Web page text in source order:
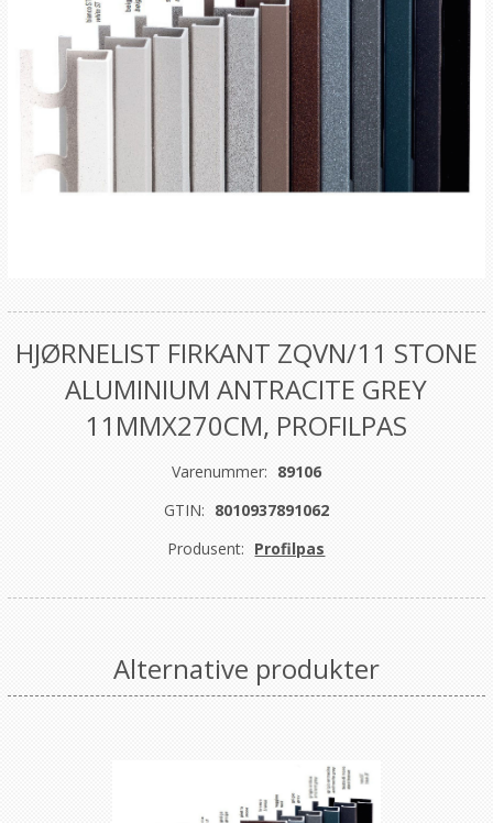
HJØRNELIST FIRKANT ZQVN/11 STONE
ALUMINIUM ANTRACITE GREY
11MMX270CM, PROFILPAS
Varenummer: 89106
GTIN: 8010937891062
Produsent: Profilpas
Alternative produkter